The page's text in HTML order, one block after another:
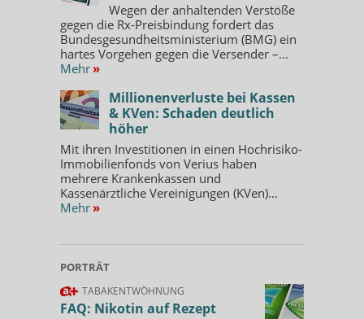
Wegen der anhaltenden Verstöße
gegen die Rx-Preisbindung fordert das
Bundesgesundheitsministerium (BMG) ein
hartes Vorgehen gegen die Versender –...
Mehr »
Millionenverluste bei Kassen
& KVen: Schaden deutlich
höher
Mit ihren Investitionen in einen Hochrisiko-
Immobilienfonds von Verius haben
mehrere Krankenkassen und
Kassenärztliche Vereinigungen (KVen)...
Mehr »
PORTRÄT
TABAKENTWÖHNUNG
FAQ: Nikotin auf Rezept